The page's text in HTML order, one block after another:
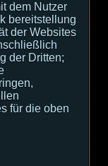
dem Nutzer
bereitstellung
der Websites
der Dritten;
für die oben